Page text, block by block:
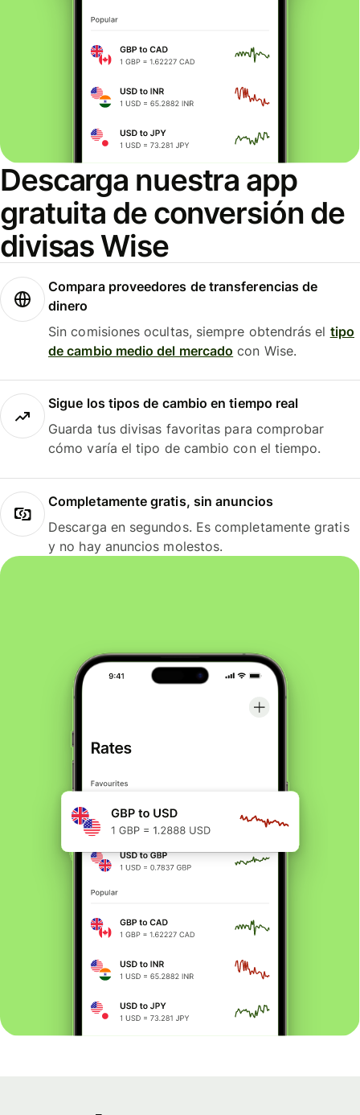
Descarga nuestra app
gratuita de conversión de
divisas Wise
Compara proveedores de transferencias de
dinero
Sin comisiones ocultas, siempre obtendrás el tipo
de cambio medio del mercado con Wise.
Sigue los tipos de cambio en tiempo real
Guarda tus divisas favoritas para comprobar
cómo varía el tipo de cambio con el tiempo.
Completamente gratis, sin anuncios
Descarga en segundos. Es completamente gratis
y no hay anuncios molestos.